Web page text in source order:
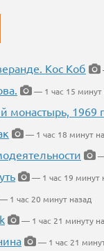
Кос Коб
— 1 час 15 минут
монастырь, 1969
— 1 час 18 минут
— 1 час 19 минут
— 1 час 20 минут назад
— 1 час 21 минуту
— 1 час 21